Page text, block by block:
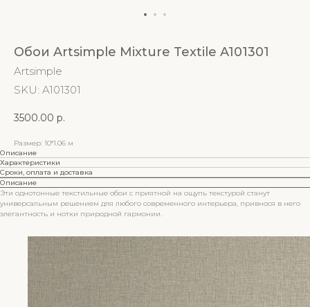
Обои Artsimple Mixture Textile A101301
Artsimple
SKU: A101301
3500.00 р.
Размер: 10*1.06 м
Описание
Характеристики
Сроки, оплата и доставка
Описание
Эти однотонные текстильные обои с приятной на ощупь текстурой станут
универсальным решением для любого современного интерьера, привнося в него
элегантность и нотки природной гармонии.